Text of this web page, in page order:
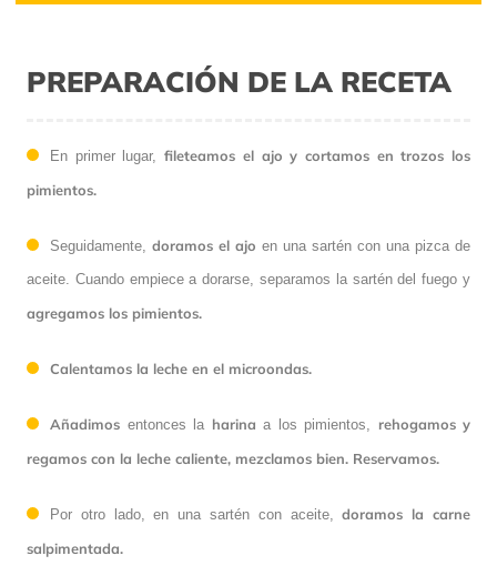
PREPARACIÓN DE LA RECETA
En primer lugar,fileteamos el ajo y cortamos en trozos los
pimientos.
Seguidamente, doramos el ajo en una sartén con una pizca de
aceite. Cuando empiece a dorarse, separamos la sartén del fuego y
agregamos los pimientos.
Calentamos la leche en el microondas.
Añadimos entonces la harina a los pimientos, rehogamos y
regamos con la leche caliente, mezclamos bien. Reservamos.
Por otro lado, en una sartén con aceite,doramos la carne
salpimentada.